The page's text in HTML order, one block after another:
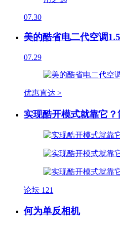
07.30
美的酷省电二代空调
07.29
优惠直达 >
实现酷开模式就靠它
论坛 121
何为单反相机